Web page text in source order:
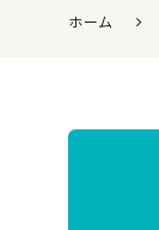
ホーム